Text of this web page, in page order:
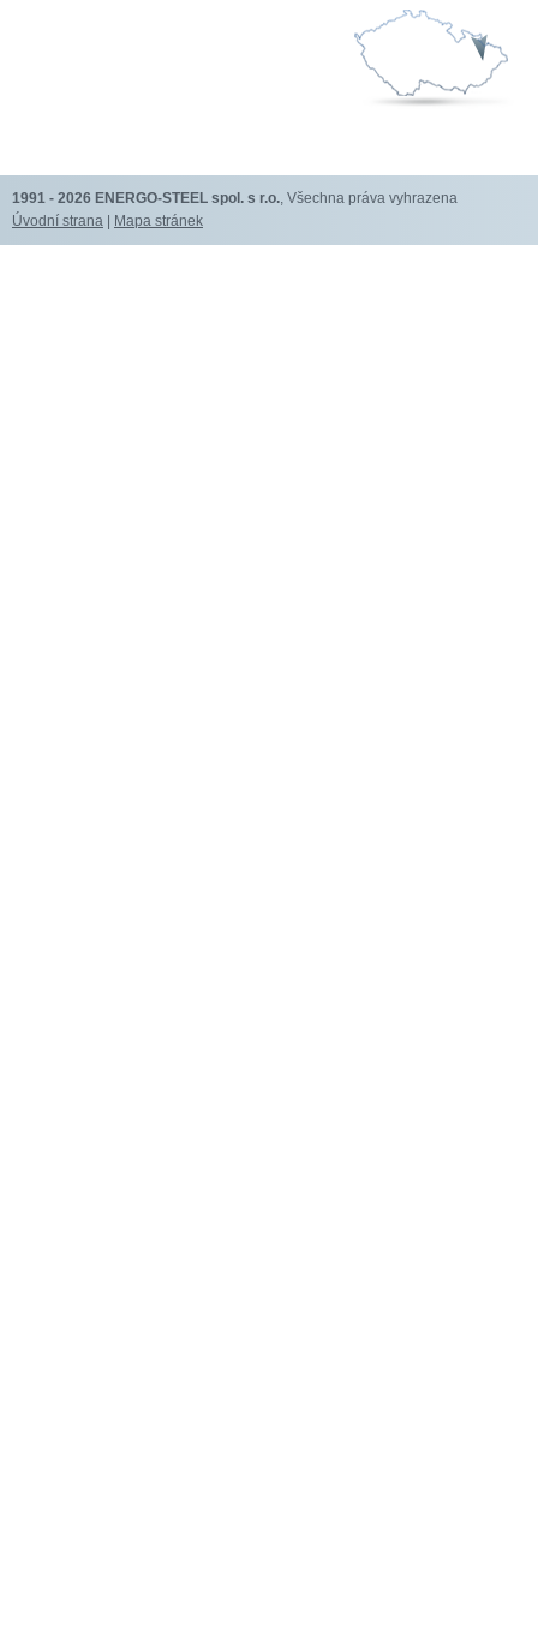
1991 - 2026 ENERGO-STEEL spol. s r.o., Všechna práva vyhrazena
Úvodní strana
Mapa stránek